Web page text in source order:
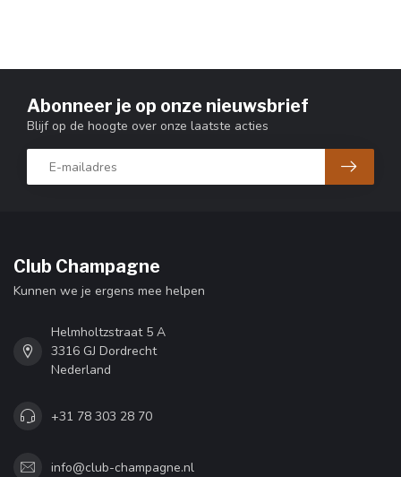
Abonneer je op onze nieuwsbrief
Blijf op de hoogte over onze laatste acties
Club Champagne
Kunnen we je ergens mee helpen
Helmholtzstraat 5 A
3316 GJ Dordrecht
Nederland
+31 78 303 28 70
info@club-champagne.nl